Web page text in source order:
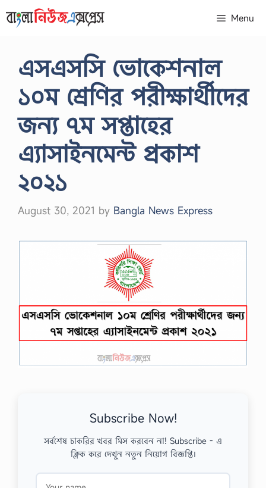
to
Menu
এসএসসি ভোকেশনাল
১০ম শ্রেণির পরীক্ষার্থীদের
জন্য ৭ম সপ্তাহের
এ্যাসাইনমেন্ট প্রকাশ
২০২১
August 30, 2021 by Bangla News Express
Subscribe Now!
সর্বশেষ চাকরির খবর মিস করবেন না! Subscribe - এ
ক্লিক করে দেখুন নতুন নিয়োগ বিজ্ঞপ্তি।